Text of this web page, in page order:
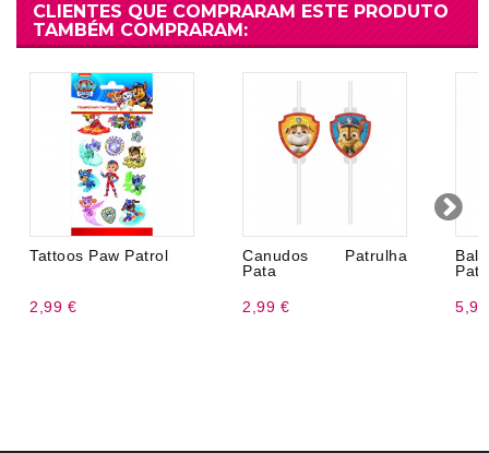
CLIENTES QUE COMPRARAM ESTE PRODUTO
TAMBÉM COMPRARAM:
Tattoos Paw Patrol
2,99 €
Canudos Patrulha
Pata
2,99 €